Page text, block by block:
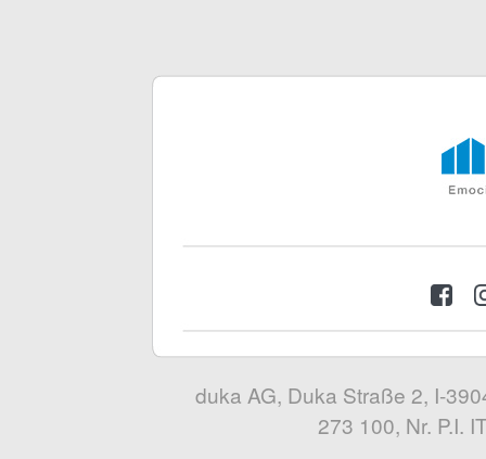
duka AG, Duka Straße 2, I-
273 100, Nr. P.I.